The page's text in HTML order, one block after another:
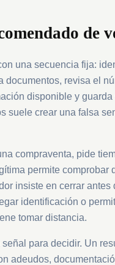
de
una secuencia fija:
documentos, revisa el
disponible y guarda
suele crear una falsa
compraventa, pide
permite comprobar
insiste en cerrar antes
identificación o
tomar distancia.
para decidir. Un
adeudos,